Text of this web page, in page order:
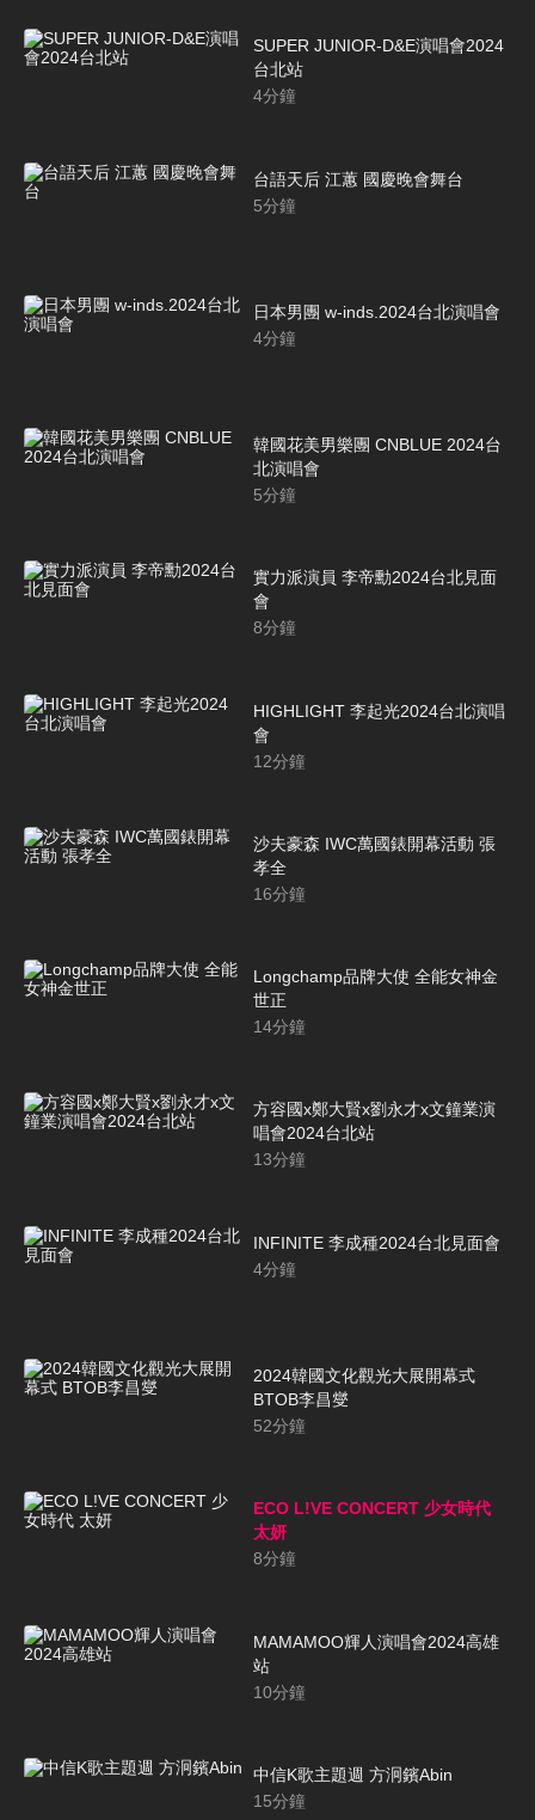
SUPER JUNIOR-D&E演唱會2024
台北站
4分鐘
台語天后 江蕙 國慶晚會舞台
5分鐘
日本男團 w-inds.2024台北演唱會
4分鐘
韓國花美男樂團 CNBLUE 2024台
北演唱會
5分鐘
實力派演員 李帝勳2024台北見面
會
8分鐘
HIGHLIGHT 李起光2024台北演唱
會
12分鐘
沙夫豪森 IWC萬國錶開幕活動 張
孝全
16分鐘
Longchamp品牌大使 全能女神金
世正
14分鐘
方容國x鄭大賢x劉永才x文鐘業演
唱會2024台北站
13分鐘
INFINITE 李成種2024台北見面會
4分鐘
2024韓國文化觀光大展開幕式
BTOB李昌燮
52分鐘
ECO L!VE CONCERT 少女時代
太妍
8分鐘
MAMAMOO輝人演唱會2024高雄
站
10分鐘
中信K歌主題週 方泂鑌Abin
15分鐘